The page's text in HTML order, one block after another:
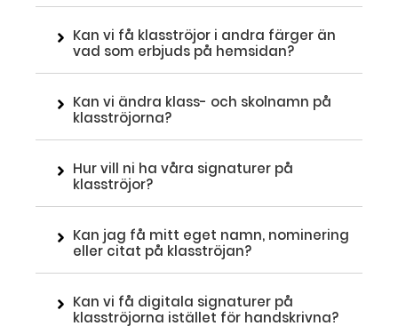
Kan vi få klasströjor i andra färger än
vad som erbjuds på hemsidan?
Kan vi ändra klass- och skolnamn på
klasströjorna?
Hur vill ni ha våra signaturer på
klasströjor?
Kan jag få mitt eget namn, nominering
eller citat på klasströjan?
Kan vi få digitala signaturer på
klasströjorna istället för handskrivna?